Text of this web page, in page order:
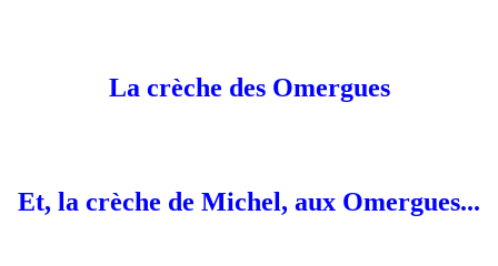
La crèche des Omergues
Et, la crèche de Michel, aux Omergues...